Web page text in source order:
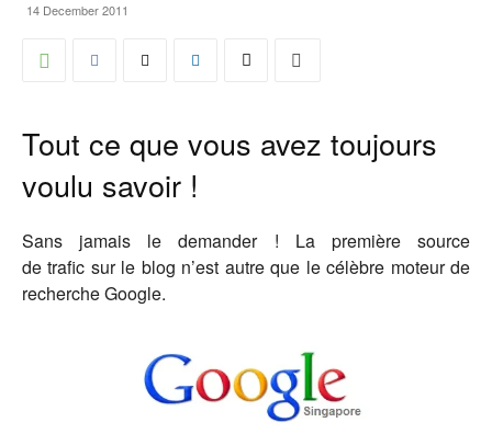
14 December 2011
Tout ce que vous avez toujours
voulu savoir !
Sans jamais le demander ! La première source
de trafic sur le blog n’est autre que le célèbre moteur de
recherche Google.